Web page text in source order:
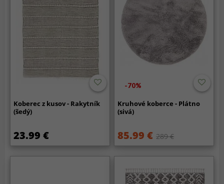
Koberec z kusov - Rakytník
(šedý)
23.99 €
-70%
Kruhové koberce - Plátno
(sivá)
85.99 € 289 €